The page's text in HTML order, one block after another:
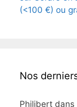
(<100 €) ou
Nos
Philibert dans